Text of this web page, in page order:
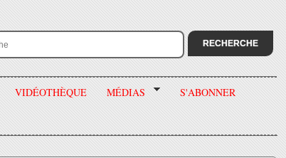
VIDÉOTHÈQUE MÉDIAS S'ABONNER